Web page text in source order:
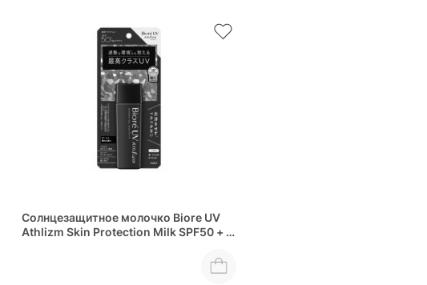
Солнцезащитное молочко Biore UV
Athlizm Skin Protection Milk SPF50 + /